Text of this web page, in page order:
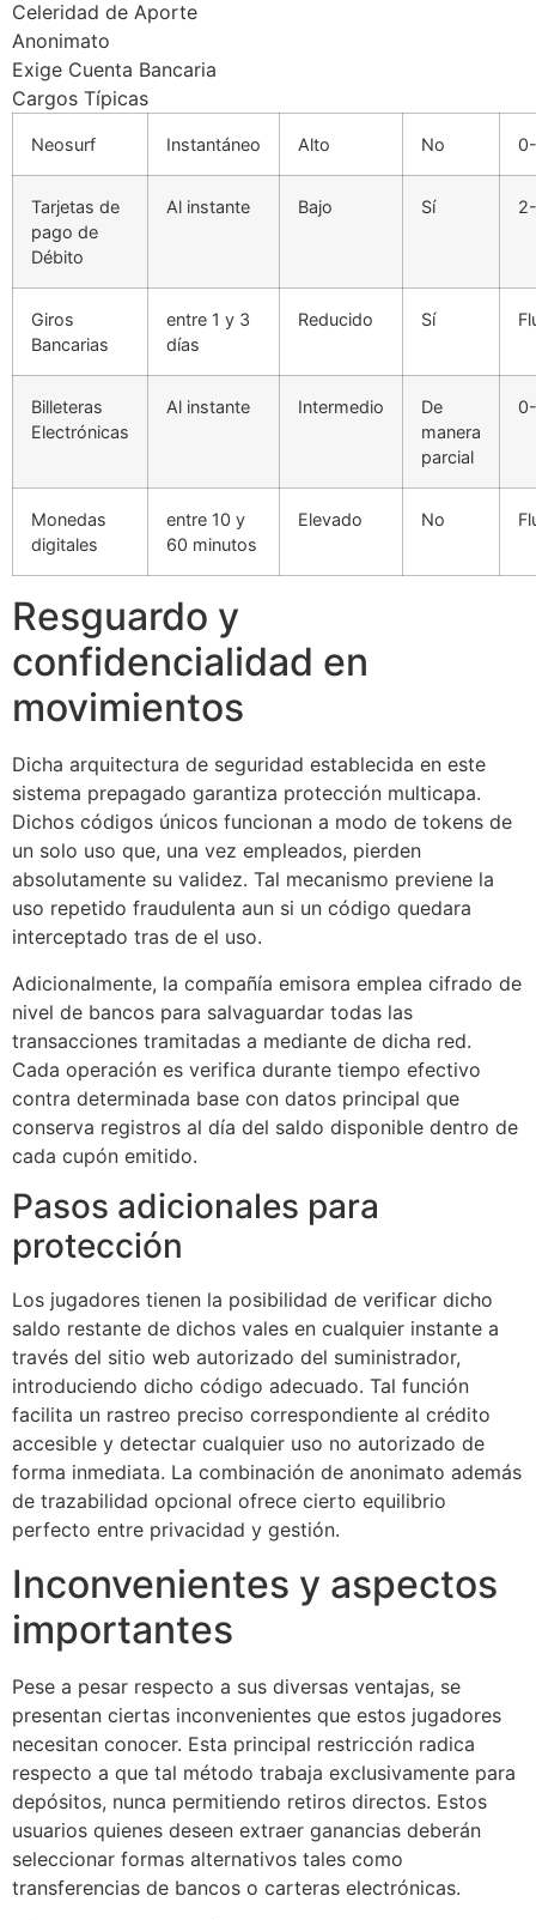
Celeridad de Aporte
Anonimato
Exige Cuenta Bancaria
Cargos Típicas
Neosurf Instantáneo Alto No
Tarjetas de
pago de
Débito
Al instante Bajo Sí
Giros
Bancarias
entre 1 y 3
días
Reducido Sí
Billeteras
Electrónicas
Al instante Intermedio
De
manera
parcial
Monedas
digitales
entre 10 y
60 minutos
Elevado No
Resguardo y
confidencialidad en
movimientos
Dicha arquitectura de seguridad establecida en este
sistema prepagado garantiza protección multicapa.
Dichos códigos únicos funcionan a modo de tokens de
un solo uso que, una vez empleados, pierden
absolutamente su validez. Tal mecanismo previene la
uso repetido fraudulenta aun si un código quedara
interceptado tras de el uso.
Adicionalmente, la compañía emisora emplea cifrado de
nivel de bancos para salvaguardar todas las
transacciones tramitadas a mediante de dicha red.
Cada operación es verifica durante tiempo efectivo
contra determinada base con datos principal que
conserva registros al día del saldo disponible dentro de
cada cupón emitido.
Pasos adicionales para
protección
Los jugadores tienen la posibilidad de verificar dicho
saldo restante de dichos vales en cualquier instante a
través del sitio web autorizado del suministrador,
introduciendo dicho código adecuado. Tal función
facilita un rastreo preciso correspondiente al crédito
accesible y detectar cualquier uso no autorizado de
forma inmediata. La combinación de anonimato además
de trazabilidad opcional ofrece cierto equilibrio
perfecto entre privacidad y gestión.
Inconvenientes y aspectos
importantes
Pese a pesar respecto a sus diversas ventajas, se
presentan ciertas inconvenientes que estos jugadores
necesitan conocer. Esta principal restricción radica
respecto a que tal método trabaja exclusivamente para
depósitos, nunca permitiendo retiros directos. Estos
usuarios quienes deseen extraer ganancias deberán
seleccionar formas alternativos tales como
transferencias de bancos o carteras electrónicas.